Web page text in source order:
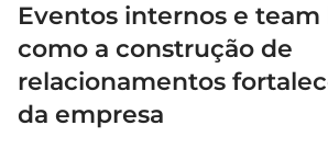
Eventos internos e
como a construção de
relacionamentos
da empresa